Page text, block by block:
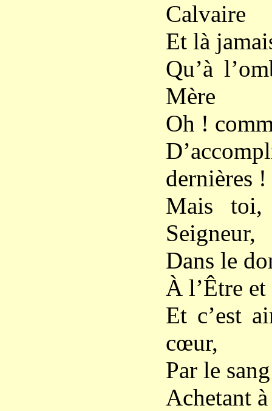
Calvaire
Et là
Qu’à
Mère
Oh !
dernières !
Mais toi,
Seigneur,
Dans le
À l’Être
Et c’est
cœur,
Par le
Achetant